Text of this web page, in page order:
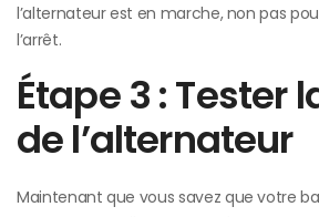
l’alternateur est en marche, non pas
l’arrêt.
Étape 3 : Tester
de l’alternateur
Maintenant que vous savez que votre